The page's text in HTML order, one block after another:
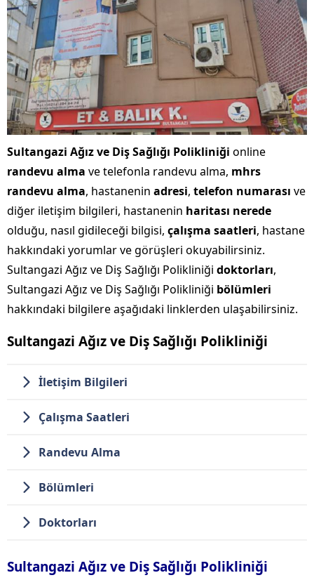
Sultangazi Ağız ve Diş Sağlığı Polikliniği online
randevu alma ve telefonla randevu alma, mhrs
randevu alma, hastanenin adresi, telefon numarası ve
diğer iletişim bilgileri, hastanenin haritası nerede
olduğu, nasıl gidileceği bilgisi, çalışma saatleri, hastane
hakkındaki yorumlar ve görüşleri okuyabilirsiniz.
Sultangazi Ağız ve Diş Sağlığı Polikliniği doktorları,
Sultangazi Ağız ve Diş Sağlığı Polikliniği bölümleri
hakkındaki bilgilere aşağıdaki linklerden ulaşabilirsiniz.
Sultangazi Ağız ve Diş Sağlığı Polikliniği
İletişim Bilgileri
Çalışma Saatleri
Randevu Alma
Bölümleri
Doktorları
Sultangazi Ağız ve Diş Sağlığı Polikliniği